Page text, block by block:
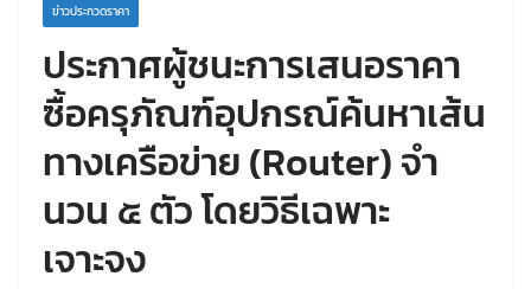
ข่าวประกวดราคา
ประกาศผู้ชนะการเสนอราคา
ซื้อครุภัณฑ์อุปกรณ์ค้นหาเส้น
ทางเครือข่าย (Router) จํา
นวน ๕ ตัว โดยวิธีเฉพาะ
เจาะจง